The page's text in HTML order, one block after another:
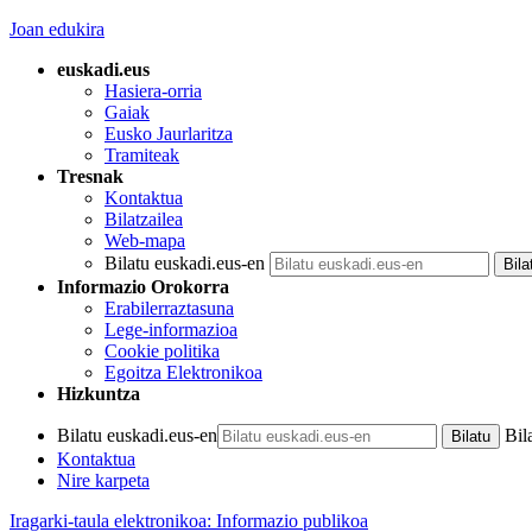
Joan edukira
euskadi.eus
Hasiera-orria
Gaiak
Eusko Jaurlaritza
Tramiteak
Tresnak
Kontaktua
Bilatzailea
Web-mapa
Bilatu euskadi.eus-en
Informazio Orokorra
Erabilerraztasuna
Lege-informazioa
Cookie politika
Egoitza Elektronikoa
Hizkuntza
Bilatu euskadi.eus-en
Kontaktua
Nire karpeta
Iragarki-taula elektronikoa: Informazio publikoa